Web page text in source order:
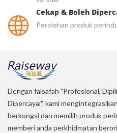
Cekap & Boleh
Perolehan produk
Dengan falsafah "Profesional,
Dipercayai", kami
berkongsi dan memilih produk
memberi anda perkhidmatan